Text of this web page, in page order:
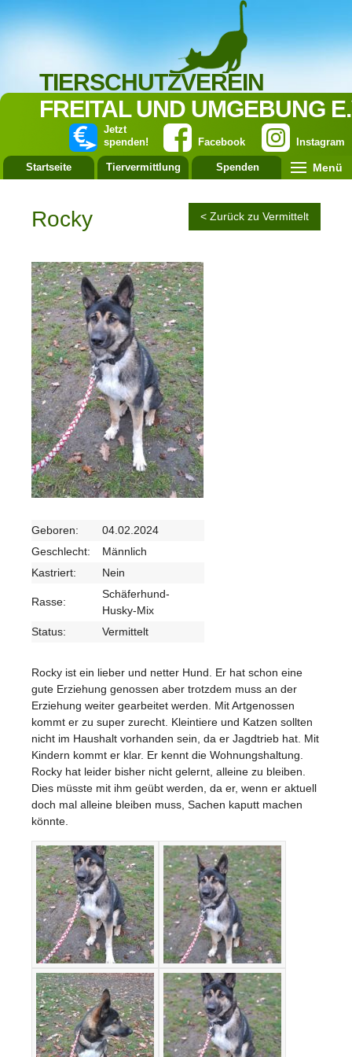
TIERSCHUTZVEREIN
FREITAL UND UMGEBUNG
Instagram
Facebook
Jetzt
spenden!
Startseite Tiervermittlung Spenden Menü
Rocky < Zurück zu Vermittelt
Geboren:
04.02.2024
Geschlecht:
Männlich
Kastriert:
Nein
Rasse:
Schäferhund-
Husky-Mix
Status:
Vermittelt
Rocky ist ein lieber und netter Hund. Er hat schon eine
gute Erziehung genossen aber trotzdem muss an der
Erziehung weiter gearbeitet werden. Mit Artgenossen
kommt er zu super zurecht. Kleintiere und Katzen sollten
nicht im Haushalt vorhanden sein, da er Jagdtrieb hat. Mit
Kindern kommt er klar. Er kennt die Wohnungshaltung.
Rocky hat leider bisher nicht gelernt, alleine zu bleiben.
Dies müsste mit ihm geübt werden, da er, wenn er aktuell
doch mal alleine bleiben muss, Sachen kaputt machen
könnte.